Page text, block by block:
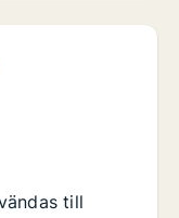
till